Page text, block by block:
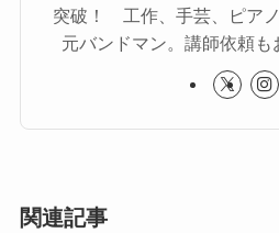
突破！ 工作、手芸、ピア
元バンドマン。講師依頼も
関連記事